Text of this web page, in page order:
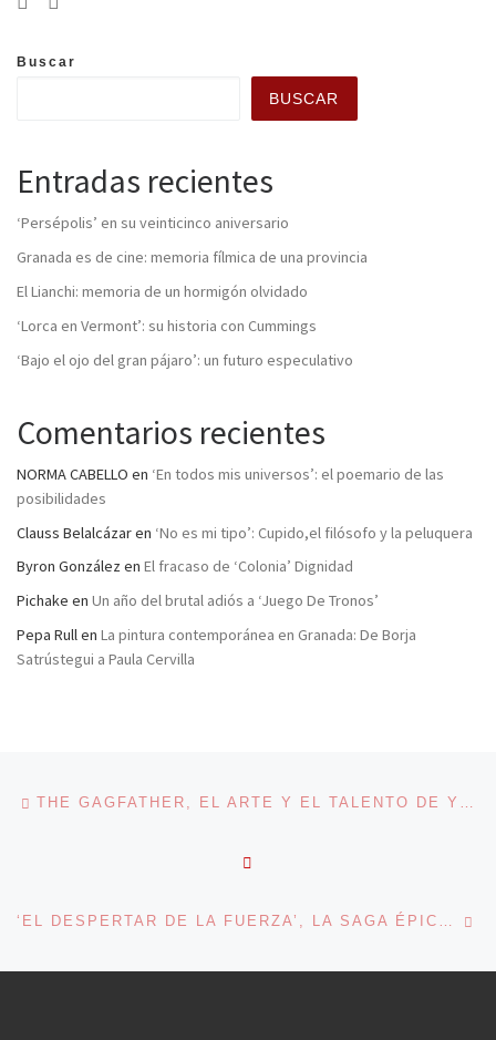
Buscar
BUSCAR
Entradas recientes
‘Persépolis’ en su veinticinco aniversario
Granada es de cine: memoria fílmica de una provincia
El Lianchi: memoria de un hormigón olvidado
‘Lorca en Vermont’: su historia con Cummings
‘Bajo el ojo del gran pájaro’: un futuro especulativo
Comentarios recientes
NORMA CABELLO en ‘En todos mis universos’: el poemario de las
posibilidades
Clauss Belalcázaren ‘No es mi tipo’: Cupido,el filósofo y la peluquera
Byron González en El fracaso de ‘Colonia’ Dignidad
Pichake en Un año del brutal adiós a ‘Juego De Tronos’
Pepa Rullen La pintura contemporánea en Granada: De Borja
Satrústegui a Paula Cervilla
Navegación de entradas THE GAGFATHER, EL ARTE Y EL TALENTO DE YLLANA
‘EL DESPERTAR DE LA FUERZA’, LA SAGA ÉPICA SIGUE ARRASANDO LA TAQUILLA MUNDIAL